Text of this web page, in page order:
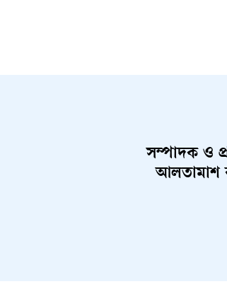
অতিরিক্ত ১ হাজার ২৫০ টাকা
গলাফুলা ও খুরা রোগের
নেওয়ার অভিযোগ
ভ্যাকসিন বিক্রি করা
সম্পাদক ও
আলতামাশ